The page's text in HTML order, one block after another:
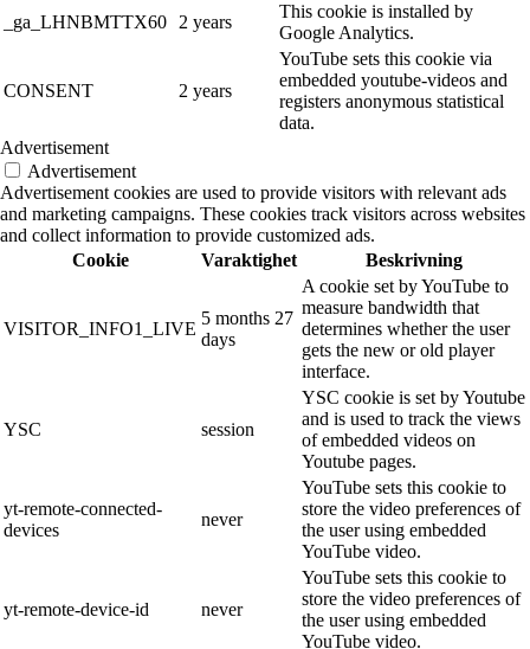
_ga_LHNBMTTX60
2 years
This cookie is installed by
Google Analytics.
CONSENT 2 years
YouTube sets this cookie via
embedded youtube-videos and
registers anonymous statistical
data.
Advertisement
Advertisement
Advertisement cookies are used to provide visitors with relevant ads
and marketing campaigns. These cookies track visitors across websites
and collect information to provide customized ads.
Cookie
Varaktighet Beskrivning
VISITOR_INFO1_LIVE
5 months 27
days
A cookie set by YouTube to
measure bandwidth that
determines whether the user
gets the new or old player
interface.
YSC session
YSC cookie is set by Youtube
and is used to track the views
of embedded videos on
Youtube pages.
yt-remote-connected-
devices
never
YouTube sets this cookie to
store the video preferences of
the user using embedded
YouTube video.
yt-remote-device-id never
YouTube sets this cookie to
store the video preferences of
the user using embedded
YouTube video.